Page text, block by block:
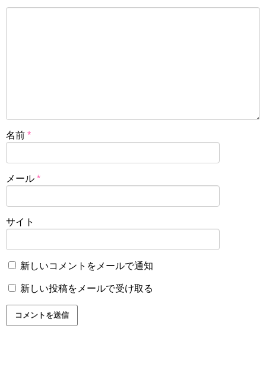
名前 *
メール *
サイト
新しいコメントをメールで通知
新しい投稿をメールで受け取る